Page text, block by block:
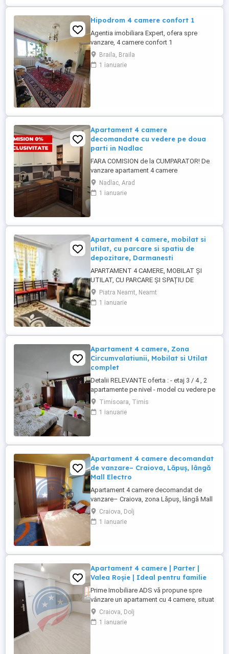
Hipodrom 4 camere confort 1
Agentia imobiliara Expert, ofera spre
vanzare, 4 camere confort 1
semidecomandat,in zona Hipodrom,
Imobilul este situat la etajul 4 4,fara
probleme la izolatie, Apartamentul are
Braila, Braila
1 ianuarie
Apartament 4 camere
decomandate cu vedere pe doua
parti in Nadlac
FARA COMISION de la CUMPARATOR! De
vanzare apartament 4 camere
decomandate, cu vedere pe doua parti,
situat in centrul orasului Nădlac, judetul
Arad, aproape de piata, banci, scoli,
sau 85.000 euro mobilat și utilat, ...
Nadlac, Arad
1 ianuarie
Apartament 4 camere, mobilat si
utilat, cu parcare si spatiu de
depozitare, Darmanesti
APARTAMENT 4 CAMERE, MOBILAT ȘI
UTILAT, CU PARCARE ȘI SPAȚIU DE
DEPOZITARE, DĂRMANEȘTI, 68.000 EURO
FORTUNA IMOBILIARE oferă spre
achiziționare acest apartament cu un view
în proximitatea Complexului Orion - Mun.
Piatra Neamt, Neamt
1 ianuarie
Apartament 4 camere, Zona
Circumvalatiunii, Mobilat si Utilat
complet
Detalii RELEVANTE oferta : - etaj 3 / 4 , 2
apartamente pe nivel - model cu vedere pe
2 parti - model cu 1 bai / 1 balcon - detalii
AMENAJARE interioara: parchet, parchet
laminat, gresie, faianta, ferestre cu
conditionat - ...
Timisoara, Timis
1 ianuarie
Apartament 4 camere decomandat
de vanzare– Craiova, Lăpuș, lângă
Mall Electro
Apartament 4 camere decomandat de
vanzare– Craiova, zona Lăpuș, lângă Mall
Electroputere Se oferă spre închiriere un
apartament spațios, decomandat, cu 4
camere, situat într-o zonă foarte bună din
suprafață utilă de 89 mp ...
Craiova, Dolj
1 ianuarie
Apartament 4 camere | Parter |
Valea Roșie | Ideal pentru familie
Prime Imobiliare ADS vă propune spre
vânzare un apartament cu 4 camere, situat
la parterul unui bloc cu 4 etaje, în cartierul
Valea Roșie din Craiova, într-o zonă
liniștită, foarte aproape de piață și de
Craiova, Dolj
1 ianuarie